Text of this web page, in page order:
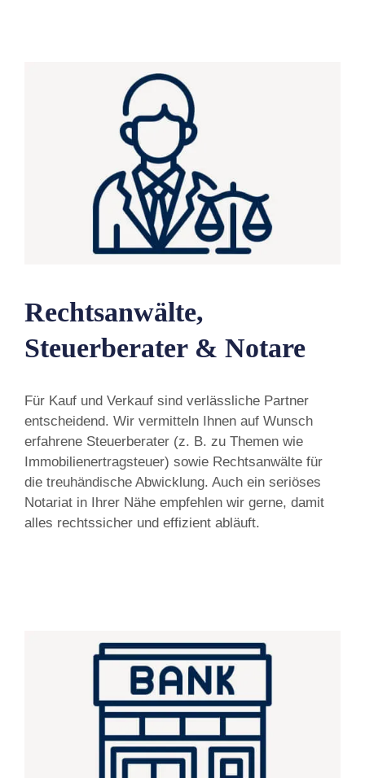
Rechtsanwälte,
Steuerberater & Notare
Für Kauf und Verkauf sind verlässliche Partner
entscheidend. Wir vermitteln Ihnen auf Wunsch
erfahrene Steuerberater (z. B. zu Themen wie
Immobilienertragsteuer) sowie Rechtsanwälte für
die treuhändische Abwicklung. Auch ein seriöses
Notariat in Ihrer Nähe empfehlen wir gerne, damit
alles rechtssicher und effizient abläuft.